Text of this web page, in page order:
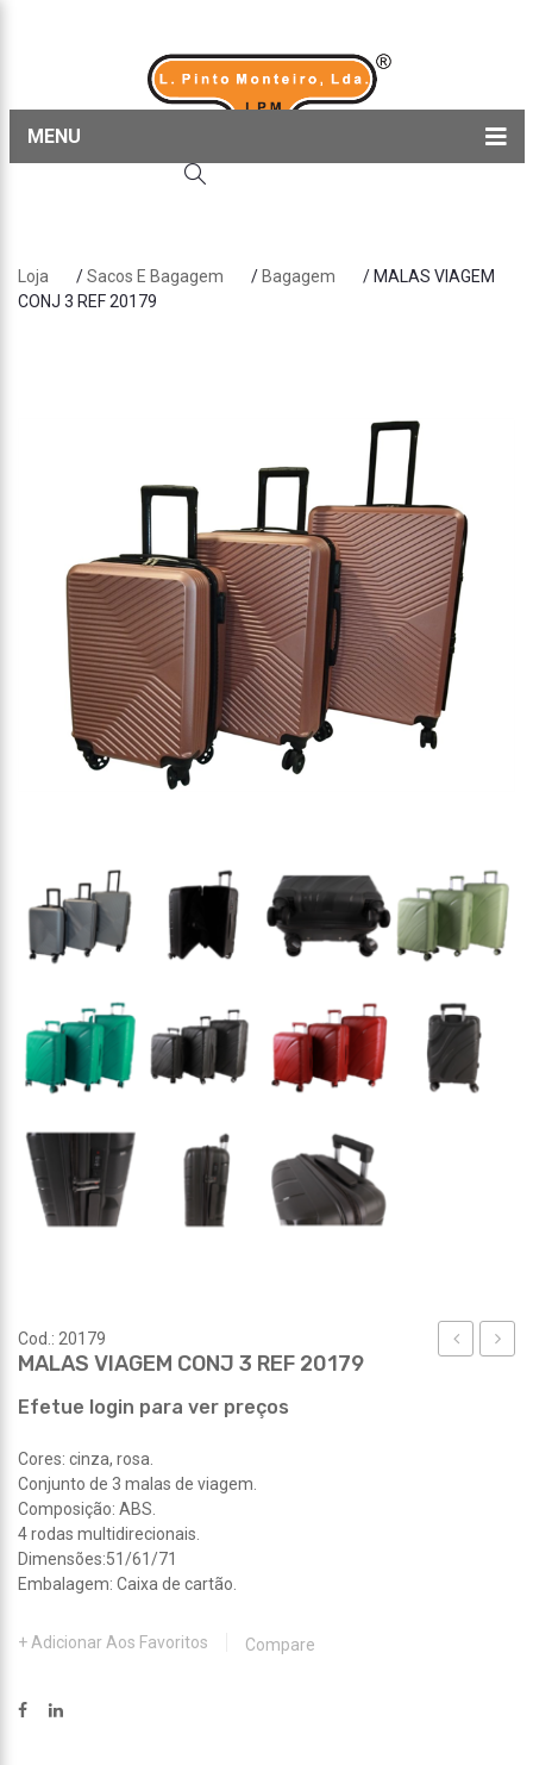
MENU
Sobre nós
Loja /Sacos E Bagagem / Bagagem
/ MALAS VIAGEM
CONJ 3 REF 20179
Cod.: 20179
MALAS VIAGEM CONJ 3 REF 20179
Efetue login para ver preços
Cores: cinza, rosa.
Conjunto de 3 malas de viagem.
Composição: ABS.
4 rodas multidirecionais.
Dimensões:51/61/71
Embalagem: Caixa de cartão.
Adicionar Aos Favoritos Compare